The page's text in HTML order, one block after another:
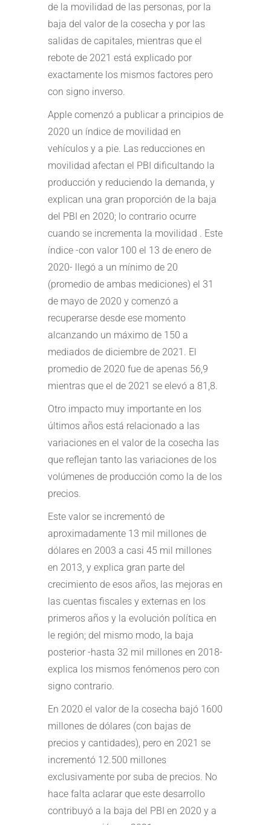
de la movilidad de las personas, por la
baja del valor de la cosecha y por las
salidas de capitales, mientras que el
rebote de 2021 está explicado por
exactamente los mismos factores pero
con signo inverso.
Apple comenzó a publicar a principios de
2020 un índice de movilidad en
vehículos y a pie. Las reducciones en
movilidad afectan el PBI dificultando la
producción y reduciendo la demanda, y
explican una gran proporción de la baja
del PBI en 2020; lo contrario ocurre
cuando se incrementa la movilidad . Este
índice -con valor 100 el 13 de enero de
2020- llegó a un mínimo de 20
(promedio de ambas mediciones) el 31
de mayo de 2020 y comenzó a
recuperarse desde ese momento
alcanzando un máximo de 150 a
mediados de diciembre de 2021. El
promedio de 2020 fue de apenas 56,9
mientras que el de 2021 se elevó a 81,8.
Otro impacto muy importante en los
últimos años está relacionado a las
variaciones en el valor de la cosecha las
que reflejan tanto las variaciones de los
volúmenes de producción como la de los
precios.
Este valor se incrementó de
aproximadamente 13 mil millones de
dólares en 2003 a casi 45 mil millones
en 2013, y explica gran parte del
crecimiento de esos años, las mejoras en
las cuentas fiscales y externas en los
primeros años y la evolución política en
le región; del mismo modo, la baja
posterior -hasta 32 mil millones en 2018-
explica los mismos fenómenos pero con
signo contrario.
En 2020 el valor de la cosecha bajó 1600
millones de dólares (con bajas de
precios y cantidades), pero en 2021 se
incrementó 12.500 millones
exclusivamente por suba de precios. No
hace falta aclarar que este desarrollo
contribuyó a la baja del PBI en 2020 y a